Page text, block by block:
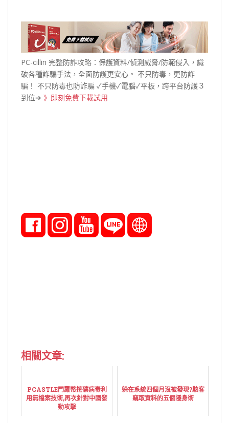
PC-cillin 完整防詐攻略：保護資料/偵測威脅/防範侵入，識
破各種詐騙手法，全面防護更安心。 不只防毒，更防詐
騙！ 不只防毒也防詐騙 ✓手機✓電腦✓平板，跨平台防護３
到位➔ 》即刻免費下載試用
相關文章:
PCASTLE門羅幣挖礦病毒利
用無檔案技術,再次針對中國發
動攻擊
躲在系統四個月沒被發現?駭客
竊取資料的五個隱身術